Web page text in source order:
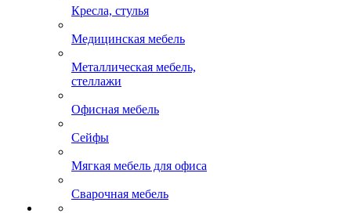
Кресла, стулья
Медицинская мебель
Металлическая мебель,
стеллажи
Офисная мебель
Сейфы
Мягкая мебель для офиса
Сварочная мебель